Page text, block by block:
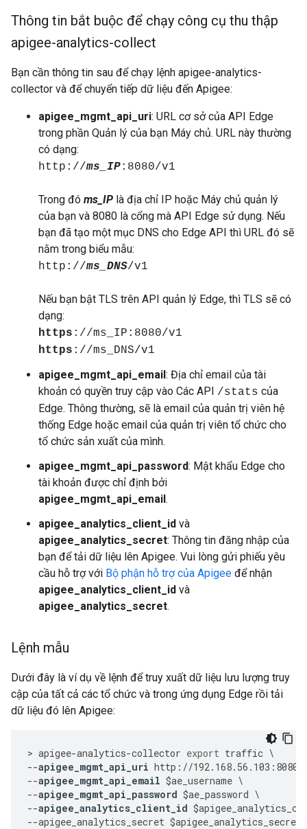
Thông tin bắt buộc để chạy công cụ thu thập
apigee-analytics-collect
Bạn cần thông tin sau để chạy lệnh apigee-analytics-
collector và để chuyển tiếp dữ liệu đến Apigee:
apigee_mgmt_api_uri: URL cơ sở của API Edge
trong phần Quản lý của bạn Máy chủ. URL này thường
có dạng:
http://ms_IP:8080/v1
Trong đó ms_IP là địa chỉ IP hoặc Máy chủ quản lý
của bạn và 8080 là cổng mà API Edge sử dụng. Nếu
bạn đã tạo một mục DNS cho Edge API thì URL đó sẽ
nằm trong biểu mẫu:
http://ms_DNS/v1
Nếu bạn bật TLS trên API quản lý Edge, thì TLS sẽ có
dạng:
https ://ms_IP:8080/v1
https ://ms_DNS/v1
apigee_mgmt_api_email: Địa chỉ email của tài
khoản có quyền truy cập vào Các API /stats của
Edge. Thông thường, sẽ là email của quản trị viên hệ
thống Edge hoặc email của quản trị viên tổ chức cho
tổ chức sản xuất của mình.
apigee_mgmt_api_password: Mật khẩu Edge cho
tài khoản được chỉ định bởi
apigee_mgmt_api_email.
apigee_analytics_client_id và
apigee_analytics_secret: Thông tin đăng nhập của
bạn để tải dữ liệu lên Apigee. Vui lòng gửi phiếu yêu
cầu hỗ trợ với Bộ phận hỗ trợ của Apigee để nhận
apigee_analytics_client_id và
apigee_analytics_secret.
Lệnh mẫu
Dưới đây là ví dụ về lệnh để truy xuất dữ liệu lưu lượng truy
cập của tất cả các tổ chức và trong ứng dụng Edge rồi tải
dữ liệu đó lên Apigee:
> apigee-analytics-collector export traffic
--apigee_mgmt_api_uri http : //192.168. 56.103 : 8080
--apigee_mgmt_api_email $ae_username
--apigee_mgmt_api_password $ae_password
--apigee_analytics_client_id $
--apigee_analytics_secret $apigee_analytics_secret